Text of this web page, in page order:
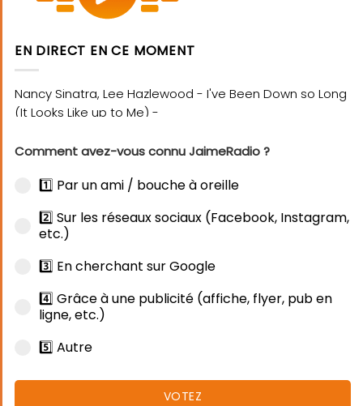
EN DIRECT EN CE MOMENT
Comment avez-vous connu JaimeRadio ?
1️⃣ Par un ami / bouche à oreille
2️⃣ Sur les réseaux sociaux (Facebook, Instagram,
etc.)
3️⃣ En cherchant sur Google
4️⃣ Grâce à une publicité (affiche, flyer, pub en
ligne, etc.)
5️⃣ Autre
VOTEZ